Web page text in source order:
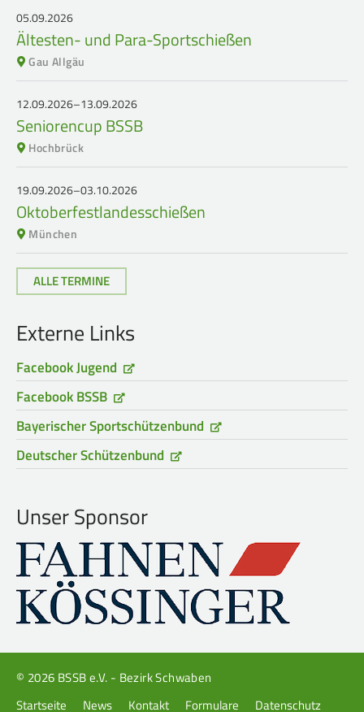
05.09.2026
Ältesten- und Para-Sportschießen
Gau Allgäu
12.09.2026–13.09.2026
Seniorencup BSSB
Hochbrück
19.09.2026–03.10.2026
Oktoberfestlandesschießen
München
ALLE TERMINE
Externe Links
Facebook Jugend
Facebook BSSB
Bayerischer Sportschützenbund
Deutscher Schützenbund
Unser Sponsor
© 2026 BSSB e.V. - Bezirk Schwaben
Navigation
Startseite News Kontakt Formulare Datenschutz